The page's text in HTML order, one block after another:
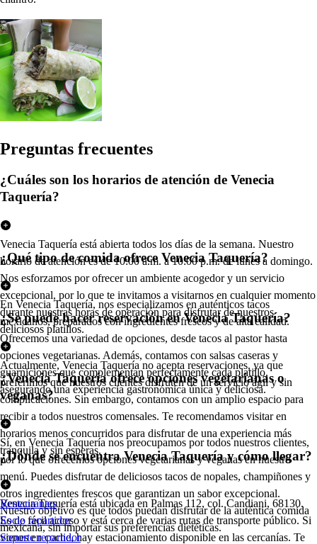
Preguntas frecuentes
¿Cuáles son los horarios de atención de Venecia
Taquería?
Venecia Taquería está abierta todos los días de la semana. Nuestro
horario de atención es de 10:00 a.m. a 10:00 p.m. de lunes a domingo.
Nos esforzamos por ofrecer un ambiente acogedor y un servicio
excepcional, por lo que te invitamos a visitarnos en cualquier momento
durante nuestras horas de operación para disfrutar de nuestros
deliciosos platillos.
¿Qué tipo de comida ofrece Venecia Taquería?
En Venecia Taquería, nos especializamos en auténticos tacos
mexicanos, preparados con ingredientes frescos y de alta calidad.
Ofrecemos una variedad de opciones, desde tacos al pastor hasta
opciones vegetarianas. Además, contamos con salsas caseras y
guarniciones que complementan perfectamente cada platillo,
asegurando una experiencia gastronómica única y deliciosa.
¿Se puede hacer reservación en Venecia Taquería?
Actualmente, Venecia Taquería no acepta reservaciones, ya que
preferimos que nuestros clientes disfruten de un servicio ágil y sin
complicaciones. Sin embargo, contamos con un amplio espacio para
recibir a todos nuestros comensales. Te recomendamos visitar en
horarios menos concurridos para disfrutar de una experiencia más
tranquila y sin esperas.
¿Venecia Taquería ofrece opciones vegetarianas o
veganas?
Sí, en Venecia Taquería nos preocupamos por todos nuestros clientes,
por lo que ofrecemos opciones vegetarianas y veganas en nuestro
menú. Puedes disfrutar de deliciosos tacos de nopales, champiñones y
otros ingredientes frescos que garantizan un sabor excepcional.
Nuestro objetivo es que todos puedan disfrutar de la auténtica comida
mexicana, sin importar sus preferencias dietéticas.
¿Dónde se encuentra Venecia Taquería y cómo llegar?
Venecia Taquería está ubicada en Palmas 112, col. Candiani, 68130.
Es de fácil acceso y está cerca de varias rutas de transporte público. Si
vienes en coche, hay estacionamiento disponible en las cercanías. Te
Restaurantes
Socio repartidor
Soporte repartidor